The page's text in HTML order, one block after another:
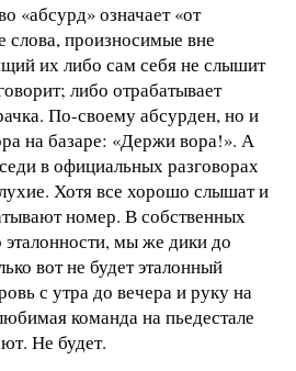
«абсурд» означает «от
слова, произносимые вне
их либо сам себя не слышит
либо отрабатывает
По-своему абсурден, но и
на базаре: «Держи вора!». А
в официальных разговорах
Хотя все хорошо слышат и
номер. В собственных
мы же дики до
вот не будет эталонный
с утра до вечера и руку на
команда на пьедестале
Не будет.